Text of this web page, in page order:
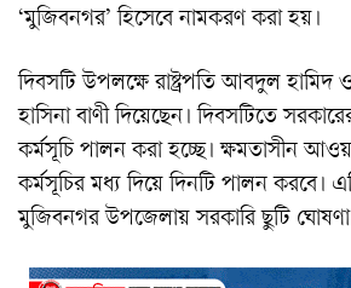
‘মুজিবনগর’ হিসেবে নামকরণ করা হয়।
দিবসটি উপলক্ষে রাষ্ট্রপতি আবদুল হামিদ ও
হাসিনা বাণী দিয়েছেন। দিবসটিতে
কর্মসূচি পালন করা হচ্ছে। ক্ষমতাসীন
কর্মসূচির মধ্য দিয়ে দিনটি পালন করবে।
মুজিবনগর উপজেলায় সরকারি ছুটি ঘোষণা